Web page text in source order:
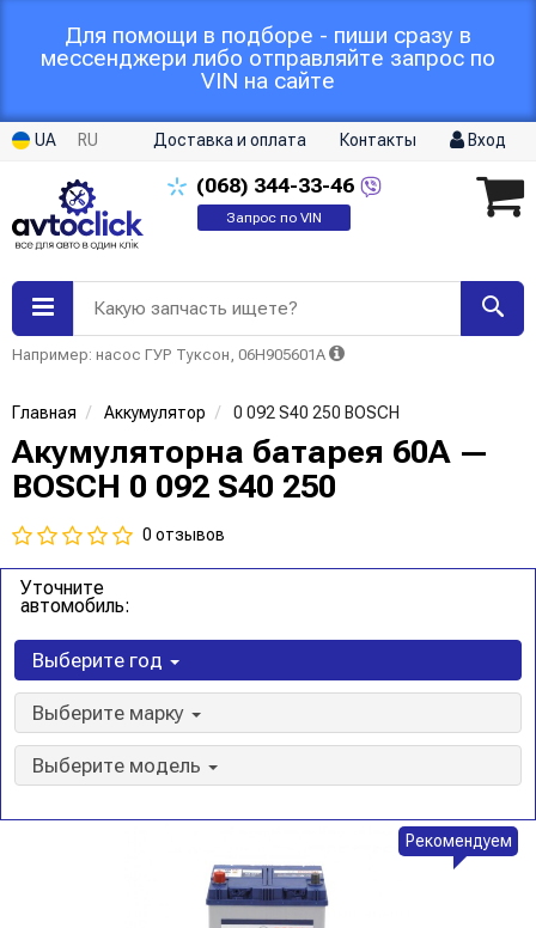
Для помощи в подборе - пиши сразу в
мессенджери либо отправляйте запрос по
VIN на сайте
UA RU Доставка и оплата Контакты Вход
(068) 344-33-46
Запрос по VIN
Какую запчасть ищете?
Например: насос ГУР Туксон, 06H905601A
Главная Аккумулятор 0 092 S40 250 BOSCH
Акумуляторна батарея 60А —
BOSCH 0 092 S40 250
0 отзывов
Уточните
автомобиль:
Выберите год
Выберите марку
Выберите модель
Рекомендуем